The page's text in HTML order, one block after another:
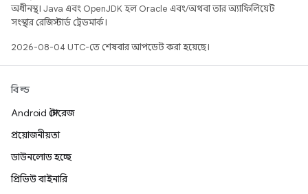
অধীনস্থ। Java এবং OpenJDK হল Oracle এবং/অথবা তার অ্যাফিলিয়েট
সংস্থার রেজিস্টার্ড ট্রেডমার্ক।
2026-08-04 UTC-তে শেষবার আপডেট করা হয়েছে।
বিল্ড
Android স্টোরেজ
প্রয়োজনীয়তা
ডাউনলোড হচ্ছে
প্রিভিউ বাইনারি